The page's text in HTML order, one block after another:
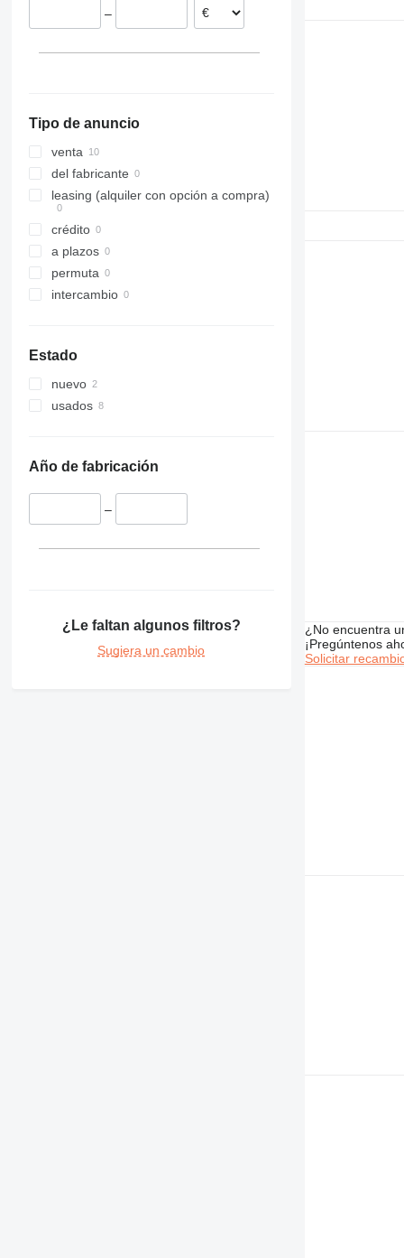
Lituania
–
Tipo de anuncio
venta
del fabricante
leasing (alquiler con opción a compra)
crédito
a plazos
permuta
intercambio
Estado
nuevo
usados
Año de fabricación
–
¿Le faltan algunos filtros?
Sugiera un cambio
¿No encuentra
¡Pregúntenos
Solicitar